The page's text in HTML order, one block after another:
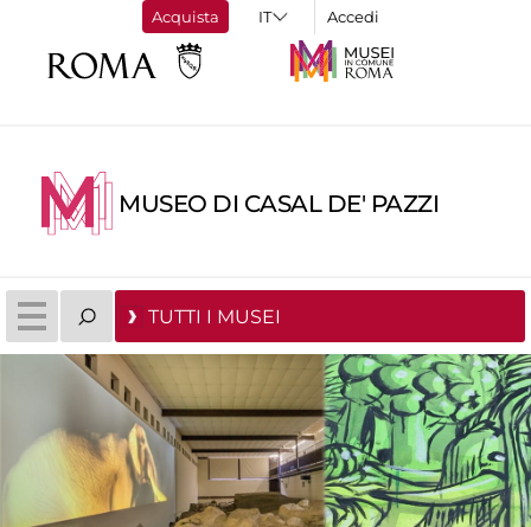
Acquista Accedi
MUSEO DI CASAL DE' PAZZI
TUTTI I MUSEI